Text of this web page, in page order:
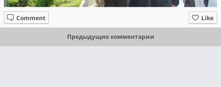
Like
Comment
Предыдущие комментарии